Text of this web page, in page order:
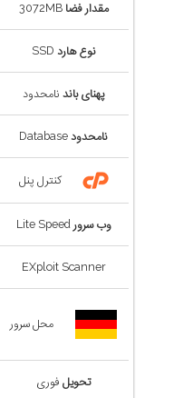
مقدار فضا 3072MB
نوع هارد
پهنای باند نامحدود
نامحدود
کنترل پنل
وب سرور Lite Speed
EXploit Scanner
محل سرور
تحویل فوری